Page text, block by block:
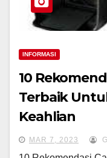
INFORMASI
10
Terbaik
Keahlian
MAR 7, 2023